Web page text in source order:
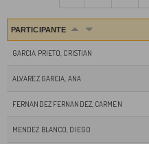
PARTICIPANTE
GARCIA PRIETO, CRISTIAN
ALVAREZ GARCIA, ANA
FERNANDEZ FERNANDEZ, CARMEN
MENDEZ BLANCO, DIEGO